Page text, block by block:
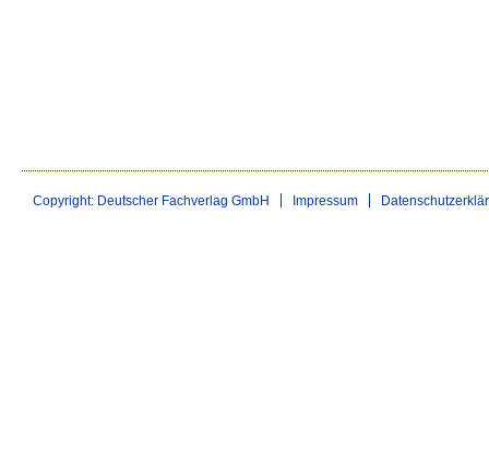
Copyright: Deutscher Fachverlag GmbH Impressum